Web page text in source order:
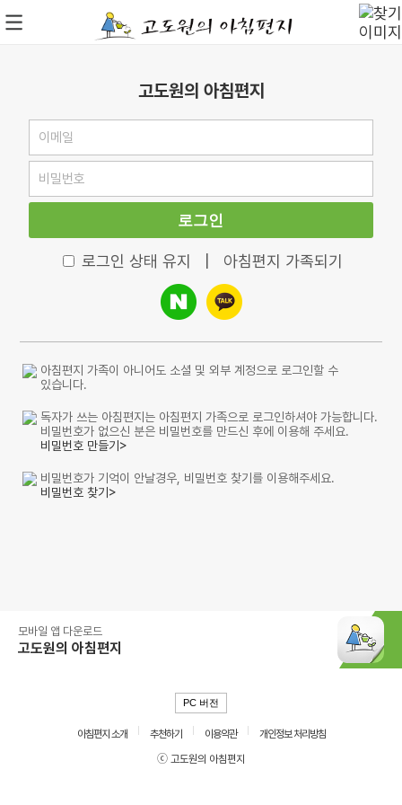
고도원의 아침편지
로그인
로그인 상태 유지 아침편지 가족되기
아침편지 가족이 아니어도 소셜 및 외부 계정으로 로그인할 수
있습니다.
독자가 쓰는 아침편지는 아침편지 가족으로 로그인하셔야 가능합니다.
비밀번호가 없으신 분은 비밀번호를 만드신 후에 이용해 주세요.
비밀번호 만들기>
비밀번호가 기억이 안날경우, 비밀번호 찾기를 이용해주세요.
비밀번호 찾기>
모바일 앱 다운로드
고도원의 아침편지
PC 버전
아침편지 소개 추천하기 이용약관
개인정보 처리방침
ⓒ 고도원의 아침편지